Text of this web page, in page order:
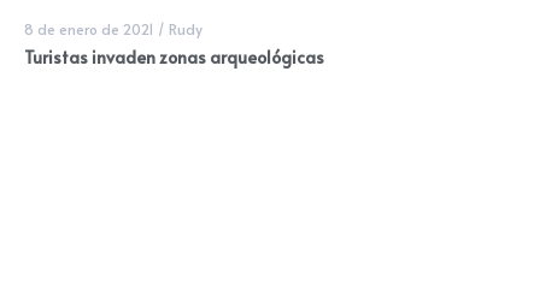
8 de enero de 2021 / Rudy
Turistas invaden zonas arqueológicas